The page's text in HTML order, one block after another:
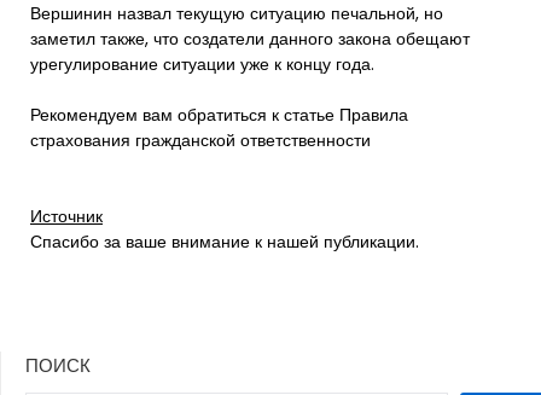
Вершинин назвал текущую ситуацию печальной, но
заметил также, что создатели данного закона обещают
урегулирование ситуации уже к концу года.
Рекомендуем вам обратиться к статье Правила
страхования гражданской ответственности
Источник
Спасибо за ваше внимание к нашей публикации.
ПОИСК